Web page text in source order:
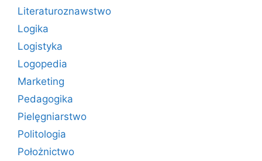
Literaturoznawstwo
Logika
Logistyka
Logopedia
Marketing
Pedagogika
Pielęgniarstwo
Politologia
Położnictwo